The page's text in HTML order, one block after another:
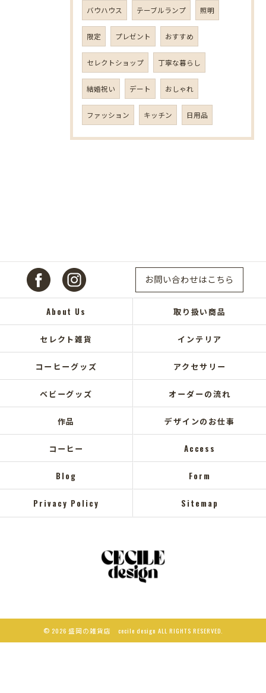
バウハウス テーブルランプ 照明
限定 プレゼント おすすめ
セレクトショップ 丁寧な暮らし
結婚祝い デート おしゃれ
ファッション キッチン 日用品
お問い合わせはこちら
About Us 取り扱い商品
セレクト雑貨 インテリア
コーヒーグッズ アクセサリー
ベビーグッズ オーダーの流れ
作品 デザインのお仕事
コーヒー Access
Blog Form
Privacy Policy Sitemap
© 2026 盛岡の雑貨店 cecile design ALL RIGHTS RESERVED.